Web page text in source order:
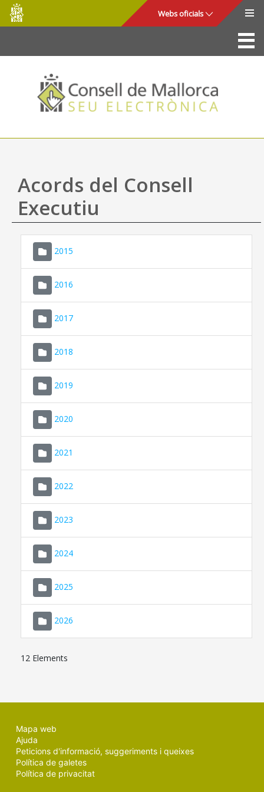
Salta al contingut principal
Consell
de
Mallorca
Webs oficials
La Seu
Consell de Mallorca
Accés i seguretat
Utilitats
Ajuda
Acords del Consell
Executiu
2015
2016
2017
2018
2019
2020
2021
2022
2023
2024
2025
2026
12 Elements
Mapa web
Ajuda
Peticions d'informació, suggeriments i queixes
Política de galetes
Política de privacitat